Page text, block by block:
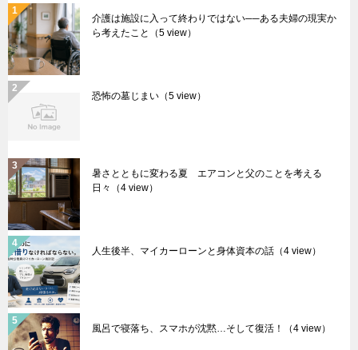
介護は施設に入って終わりではない──ある夫婦の現実か
ら考えたこと
（5 view）
恐怖の墓じまい （5 view）
暑さとともに変わる夏 エアコンと父のことを考える
日々
（4 view）
人生後半、マイカーローンと身体資本の話 （4 view）
風呂で寝落ち、スマホが沈黙…そして復活！ （4 view）